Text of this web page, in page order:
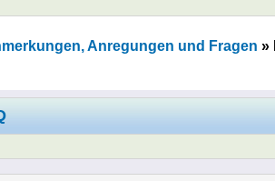
Anregungen und Fragen »